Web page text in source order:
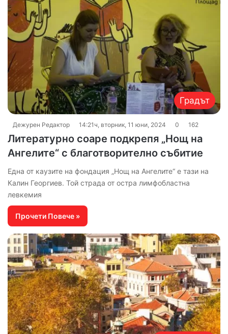
Градът
Дежурен Редактор 14:21ч, вторник, 11 юни, 2024 0 162
Литературно соаре подкрепя „Нощ на
Ангелите“ с благотворително събитие
Една от каузите на фондация „Нощ на Ангелите“ е тази на
Калин Георгиев. Той страда от остра лимфобластна
левкемия
Прочети Повече »